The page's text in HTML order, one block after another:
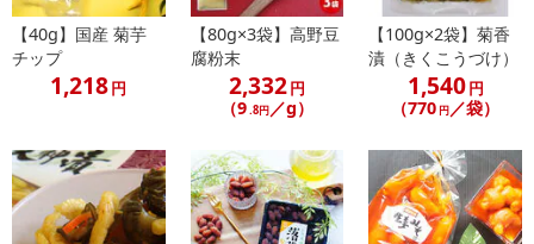
【40g】国産 菊芋
チップ
1,218円
【80g×3袋】高野豆
腐粉末
2,332円
（9 .8円／g）
【100g×2袋】菊香
漬（きくこうづけ）
1,540円
（770 円 ／袋）